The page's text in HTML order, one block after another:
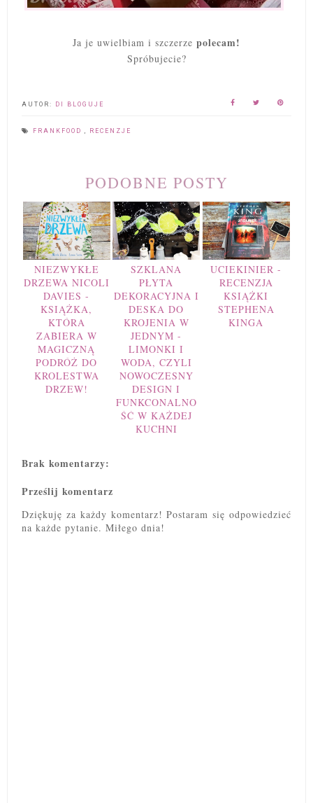
Ja je uwielbiam i szczerze polecam!
Spróbujecie?
AUTOR: DI BLOGUJE
FRANKFOOD , RECENZJE
PODOBNE POSTY
NIEZWYKŁE
DRZEWA NICOLI
DAVIES -
KSIĄŻKA,
KTÓRA
ZABIERA W
MAGICZNĄ
PODRÓŻ DO
KROLESTWA
DRZEW!
SZKLANA
PŁYTA
DEKORACYJNA I
DESKA DO
KROJENIA W
JEDNYM -
LIMONKI I
WODA, CZYLI
NOWOCZESNY
DESIGN I
FUNKCONALNO
ŚĆ W KAŻDEJ
KUCHNI
UCIEKINIER -
RECENZJA
KSIĄŻKI
STEPHENA
KINGA
Brak komentarzy:
Prześlij komentarz
Dziękuję za każdy komentarz! Postaram się odpowiedzieć
na każde pytanie. Miłego dnia!